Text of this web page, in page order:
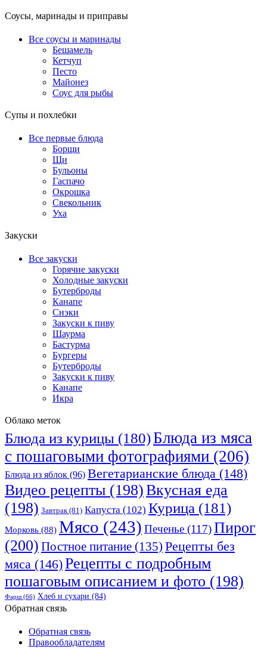
Соусы, маринады и приправы
Все соусы и маринады
Бешамель
Кетчуп
Песто
Майонез
Соус для рыбы
Супы и похлебки
Все первые блюда
Борщи
Щи
Бульоны
Гаспачо
Окрошка
Свекольник
Уха
Закуски
Все закуски
Горячие закуски
Холодные закуски
Бутерброды
Канапе
Снэки
Закуски к пиву
Шаурма
Бастурма
Бургеры
Бутерброды
Закуски к пиву
Канапе
Икра
Облако меток
Блюда из курицы (180)Блюда из мяса
с пошаговыми фотографиями (206)
Блюда из яблок (96) Вегетарианские блюда (148)
Видео рецепты (198)Вкусная еда
(198) Завтрак(81) Капуста (102) Курица (181)
Морковь (88) Мясо (243) Печенье (117)Пирог
(200) Постное питание (135) Рецепты без
мяса (146)Рецепты с подробным
пошаговым описанием и фото (198)
Фарш(66) Хлеб и сухари (84)
Обратная связь
Обратная связь
Правообладателям